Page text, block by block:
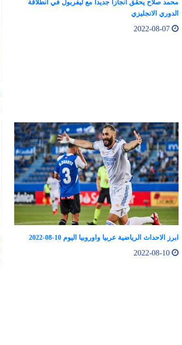
محمد صلاح يحقق انجازا جديدا مع ليفربول في انطلاقة
الدوري الانجليزي
ابرز الاحداث الرياضية عربيا واوروبيا اليوم 10-08-2022